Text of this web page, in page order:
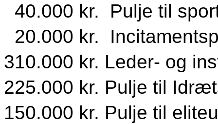
40.000 kr. Pulje til
20.000 kr.
310.000 kr. Leder- og
225.000 kr. Pulje til
150.000 kr. Pulje til